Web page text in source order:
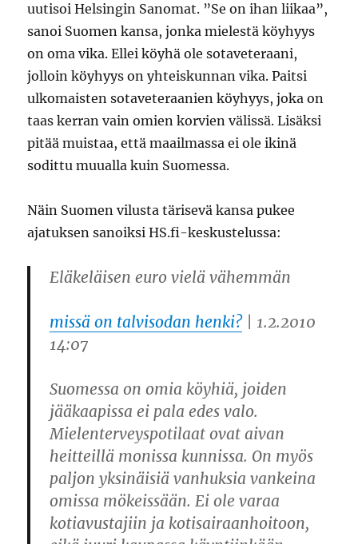
uutisoi Helsingin Sanomat. ”Se on ihan liikaa”,
sanoi Suomen kansa, jonka mielestä köyhyys
on oma vika. Ellei köyhä ole sotaveteraani,
jolloin köyhyys on yhteiskunnan vika. Paitsi
ulkomaisten sotaveteraanien köyhyys, joka on
taas kerran vain omien korvien välissä. Lisäksi
pitää muistaa, että maailmassa ei ole ikinä
sodittu muualla kuin Suomessa.
Näin Suomen vilusta tärisevä kansa pukee
ajatuksen sanoiksi HS.fi-keskustelussa:
Eläkeläisen euro vielä vähemmän
missä on talvisodan henki?| 1.2.2010
14:07
Suomessa on omia köyhiä, joiden
jääkaapissa ei pala edes valo.
Mielenterveyspotilaat ovat aivan
heitteillä monissa kunnissa. On myös
paljon yksinäisiä vanhuksia vankeina
omissa mökeissään. Ei ole varaa
kotiavustajiin ja kotisairaanhoitoon,